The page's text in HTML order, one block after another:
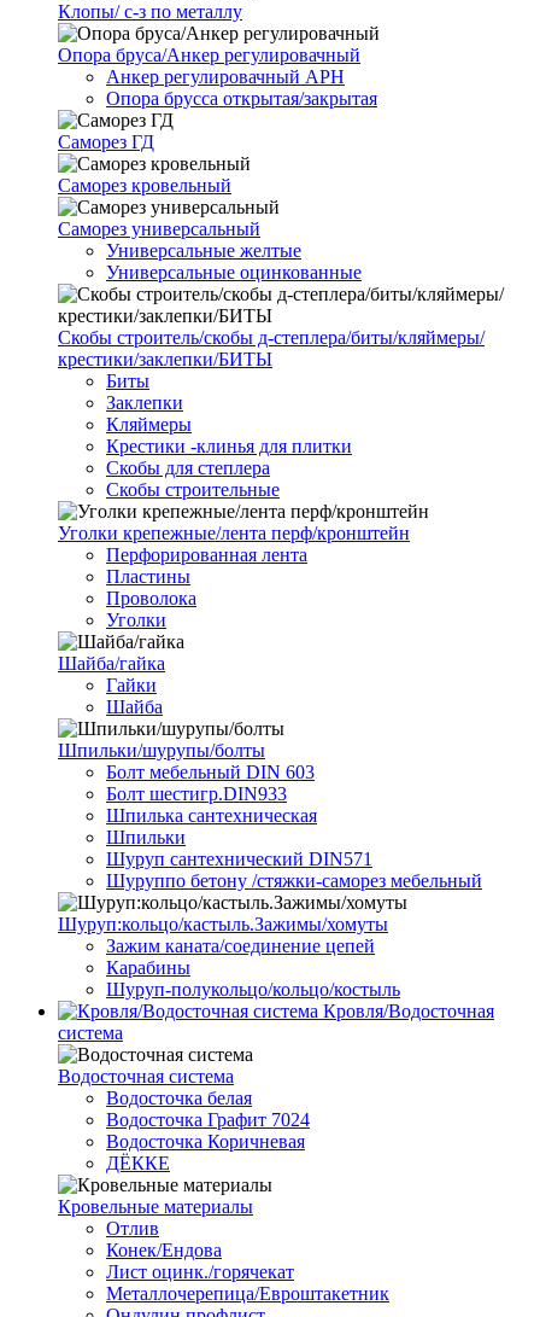
Клопы/ с-з по металлу
Опора бруса/Анкер регулировачный
Анкер регулировачный АРН
Опора брусса открытая/закрытая
Саморез ГД
Саморез кровельный
Саморез универсальный
Универсальные желтые
Универсальные оцинкованные
Скобы строитель/скобы д-степлера/биты/кляймеры/
крестики/заклепки/БИТЫ
Биты
Заклепки
Кляймеры
Крестики -клинья для плитки
Скобы для степлера
Скобы строительные
Уголки крепежные/лента перф/кронштейн
Перфорированная лента
Пластины
Проволока
Уголки
Шайба/гайка
Гайки
Шайба
Шпильки/шурупы/болты
Болт мебельный DIN 603
Болт шестигр.DIN933
Шпилька сантехническая
Шпильки
Шуруп сантехнический DIN571
Шуруппо бетону /стяжки-саморез мебельный
Шуруп:кольцо/кастыль.Зажимы/хомуты
Зажим каната/соединение цепей
Карабины
Шуруп-полукольцо/кольцо/костыль
Кровля/Водосточная
система
Водосточная система
Водосточка белая
Водосточка Графит 7024
Водосточка Коричневая
ДЁККЕ
Кровельные материалы
Отлив
Конек/Ендова
Лист оцинк./горячекат
Металлочерепица/Евроштакетник